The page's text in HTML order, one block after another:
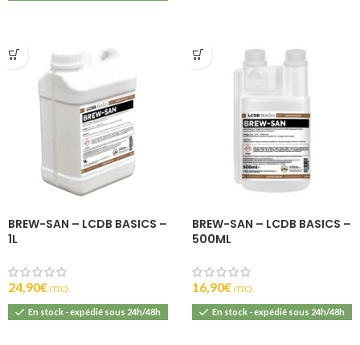
BREW-SAN – LCDB BASICS –
1L
24,90€ (T.T.C).
En stock - expédié sous 24h/48h
BREW-SAN – LCDB BASICS –
500ML
16,90€ (T.T.C).
En stock - expédié sous 24h/48h